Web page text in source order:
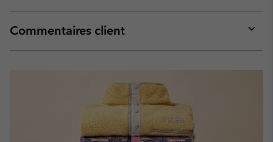
or
Commentaires client
or